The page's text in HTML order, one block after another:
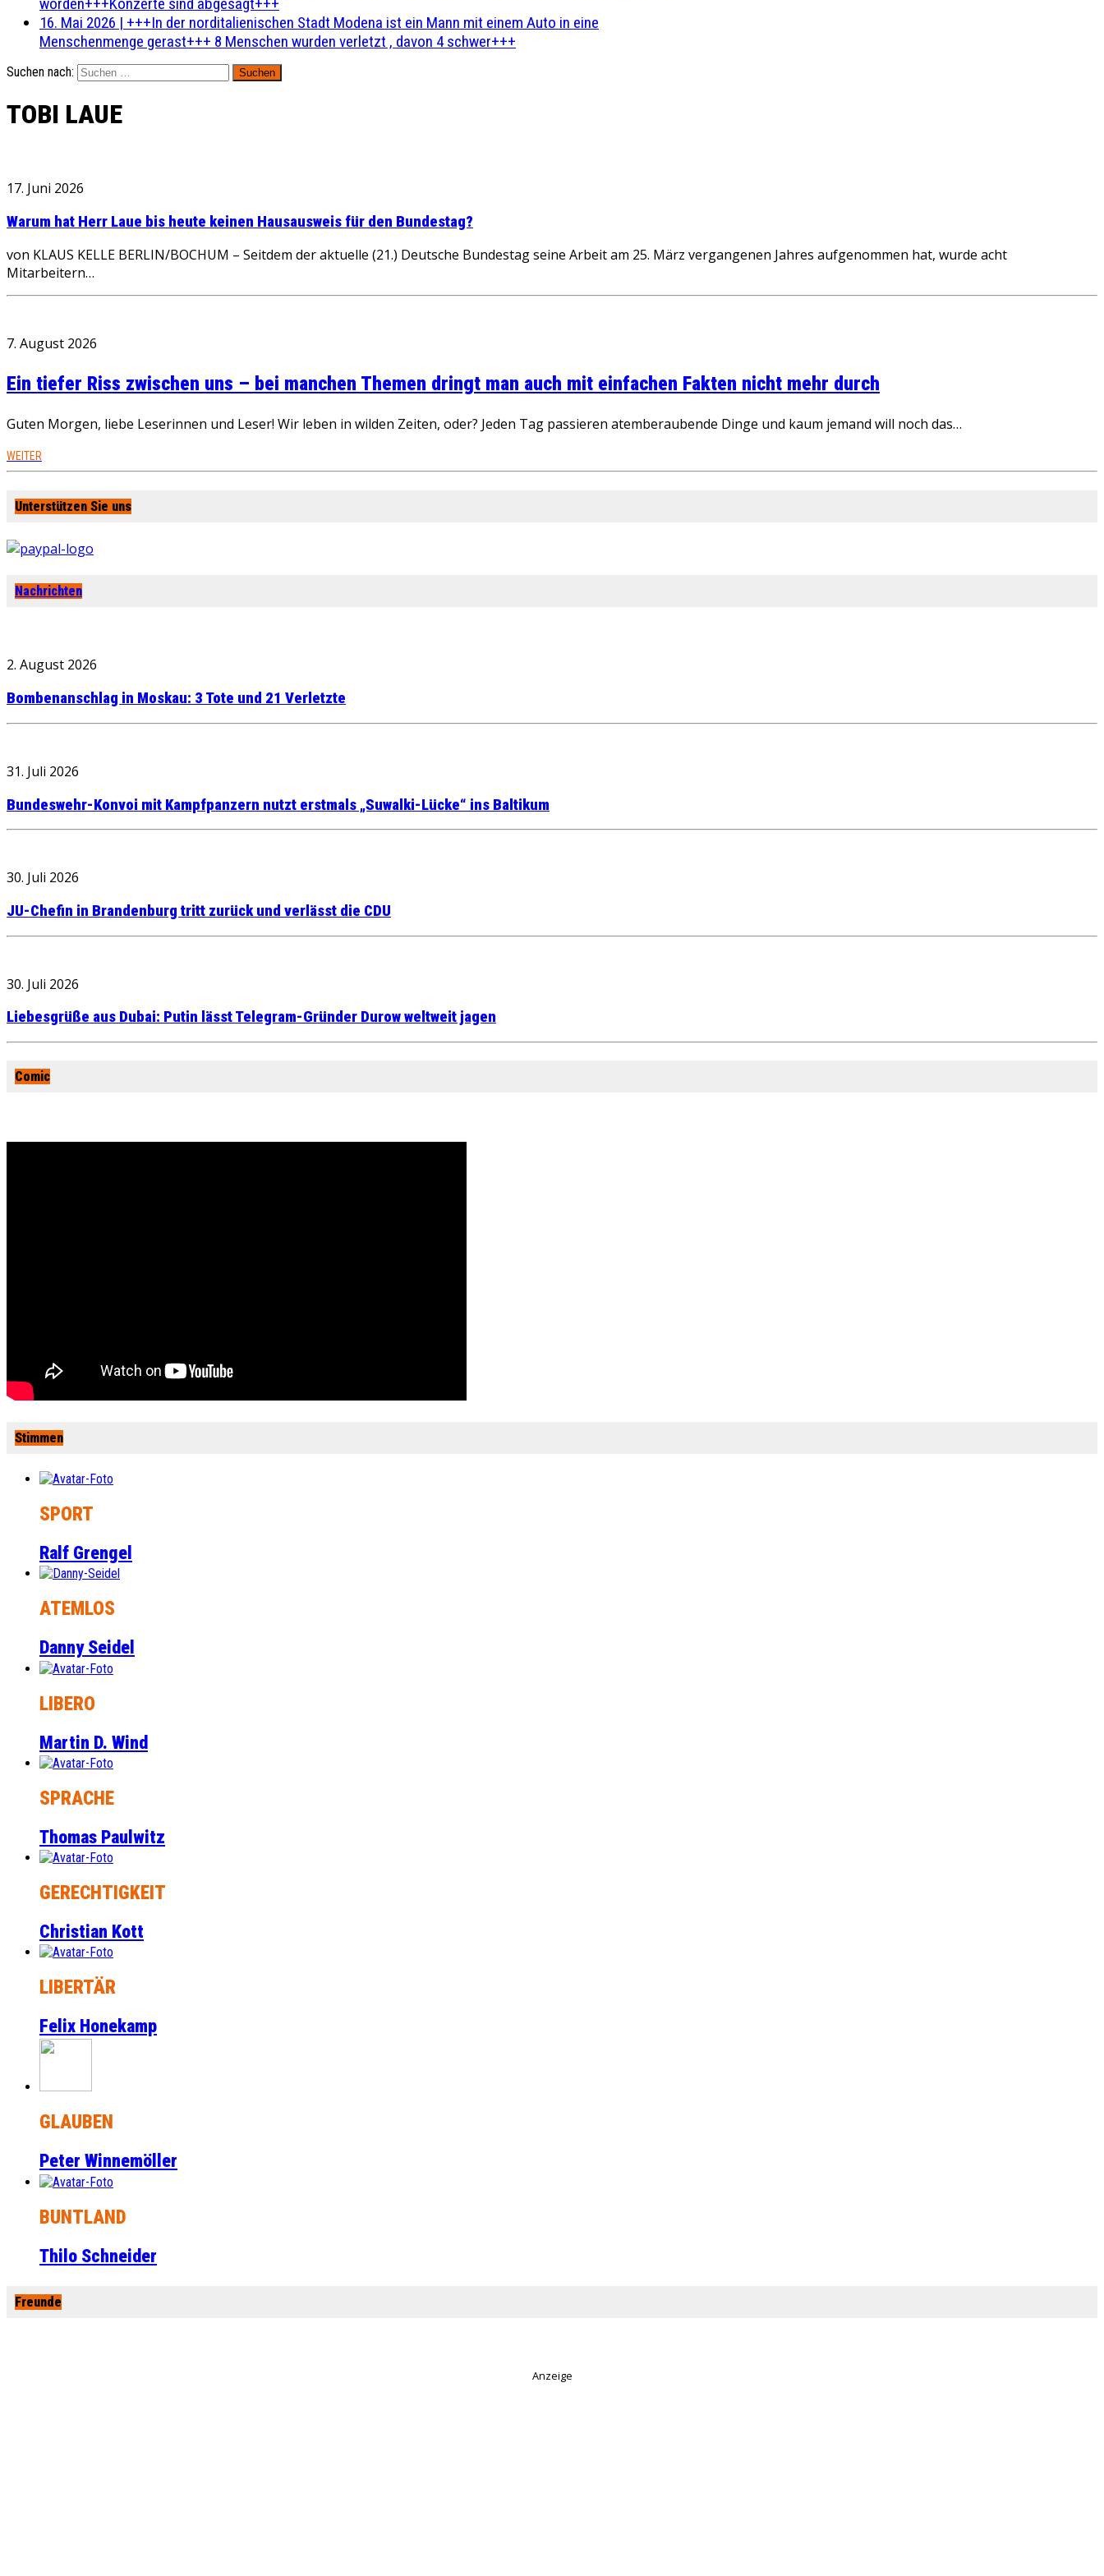
16. Mai 2026 | +++In der norditalienischen Stadt Modena ist ein Mann mit einem Auto in eine
Menschenmenge gerast+++ 8 Menschen wurden verletzt , davon 4 schwer+++
Suchen nach:
TOBI LAUE
17. Juni 2026
Warum hat Herr Laue bis heute keinen Hausausweis für den Bundestag?
von KLAUS KELLE BERLIN/BOCHUM – Seitdem der aktuelle (21.) Deutsche Bundestag seine Arbeit am 25. März vergangenen Jahres aufgenommen hat, wurde acht
Mitarbeitern…
7. August 2026
Ein tiefer Riss zwischen uns – bei manchen Themen dringt man auch mit einfachen Fakten nicht mehr durch
Guten Morgen, liebe Leserinnen und Leser! Wir leben in wilden Zeiten, oder? Jeden Tag passieren atemberaubende Dinge und kaum jemand will noch das…
WEITER
Unterstützen Sie uns
Nachrichten
2. August 2026
Bombenanschlag in Moskau: 3 Tote und 21 Verletzte
31. Juli 2026
Bundeswehr-Konvoi mit Kampfpanzern nutzt erstmals „Suwalki-Lücke“ ins Baltikum
30. Juli 2026
JU-Chefin in Brandenburg tritt zurück und verlässt die CDU
30. Juli 2026
Liebesgrüße aus Dubai: Putin lässt Telegram-Gründer Durow weltweit jagen
Comic
Stimmen
SPORT
Ralf Grengel
ATEMLOS
Danny Seidel
LIBERO
Martin D. Wind
SPRACHE
Thomas Paulwitz
GERECHTIGKEIT
Christian Kott
LIBERTÄR
Felix Honekamp
GLAUBEN
Peter Winnemöller
BUNTLAND
Thilo Schneider
Freunde
Anzeige